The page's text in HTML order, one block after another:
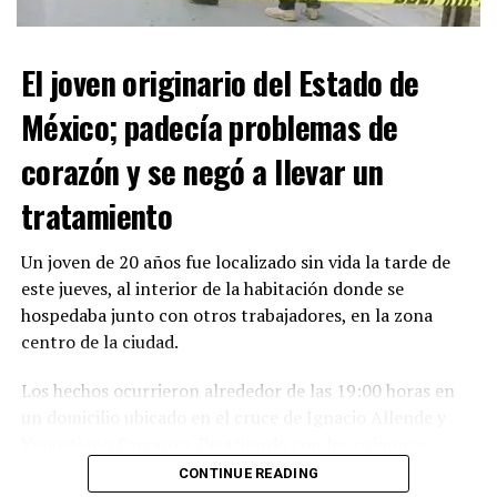
Con Información Tomada de VANGUARDIA
El joven originario del Estado de
México; padecía problemas de
corazón y se negó a llevar un
tratamiento
Un joven de 20 años fue localizado sin vida la tarde de
este jueves, al interior de la habitación donde se
hospedaba junto con otros trabajadores, en la zona
centro de la ciudad.
Los hechos ocurrieron alrededor de las 19:00 horas en
reportes, una cuadrilla de albañiles regresó al inmueble
CONTINUE READING